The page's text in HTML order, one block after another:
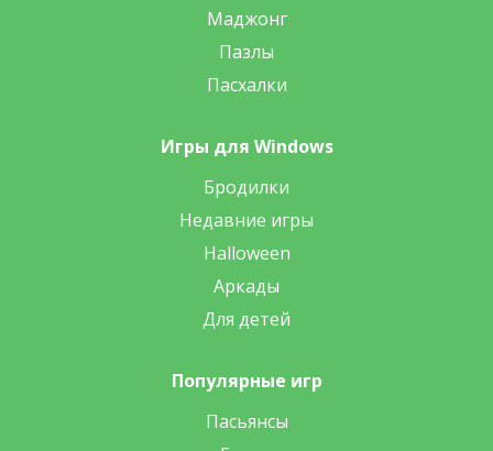
Маджонг
Пазлы
Пасхалки
Игры для Windows
Бродилки
Недавние игры
Halloween
Аркады
Для детей
Популярные игр
Пасьянсы